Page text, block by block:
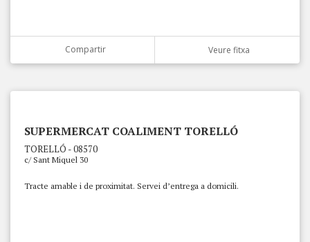
Compartir Veure fitxa
SUPERMERCAT COALIMENT TORELLÓ
TORELLÓ - 08570
c/ Sant Miquel 30
Tracte amable i de proximitat. Servei d’entrega a domicili.